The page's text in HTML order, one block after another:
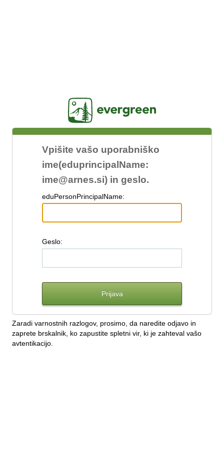
Vpišite vašo uporabniško
ime(eduprincipalName:
ime@arnes.si) in geslo.
eduPersonPrincipalName:
Geslo:
Zaradi varnostnih razlogov, prosimo, da naredite odjavo in
zaprete brskalnik, ko zapustite spletni vir, ki je zahteval vašo
avtentikacijo.